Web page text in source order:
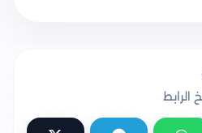
الرابط